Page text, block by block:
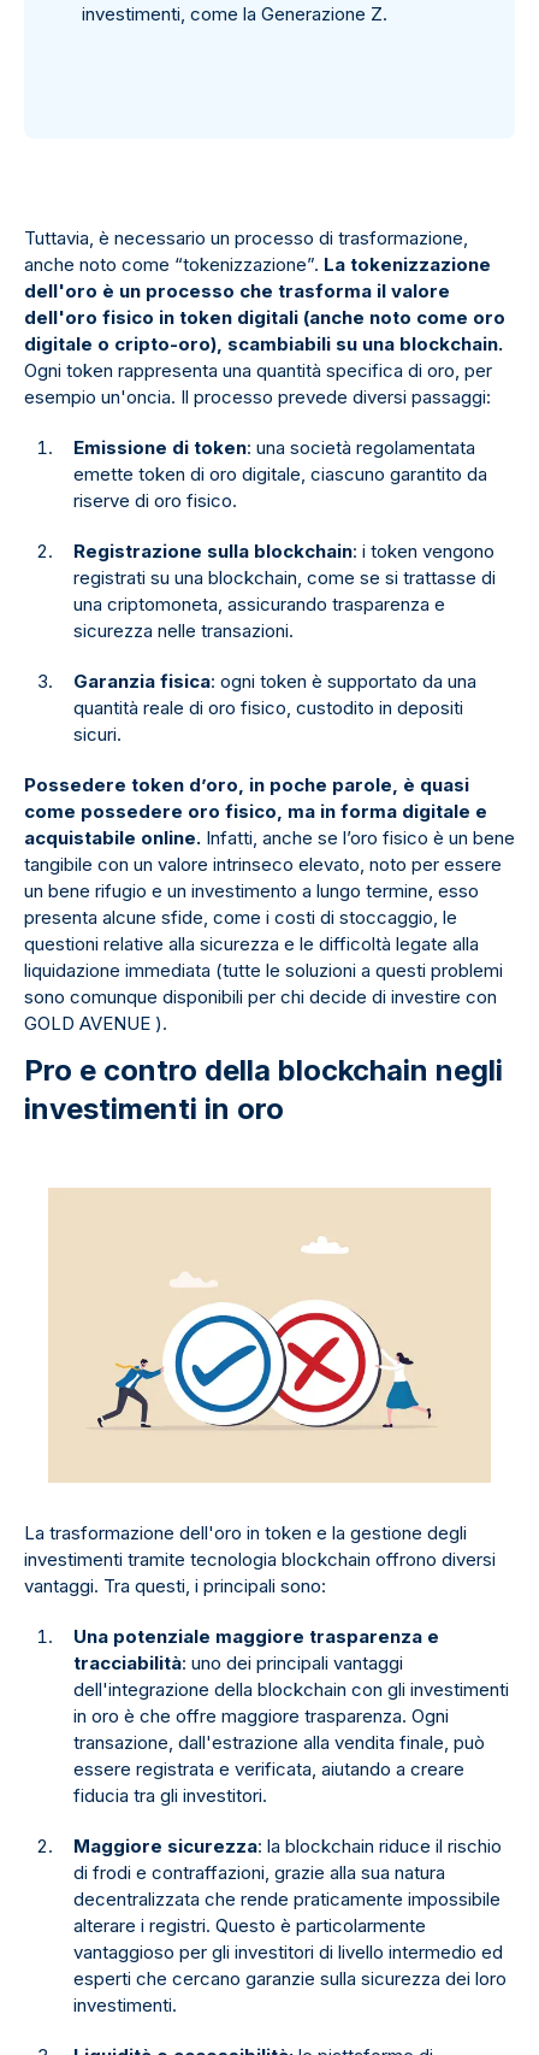
investimenti, come la Generazione Z.
Tuttavia, è necessario un processo di trasformazione,
anche noto come “tokenizzazione”. La tokenizzazione
dell'oro è un processo che trasforma il valore
dell'oro fisico in token digitali (anche noto come oro
digitale o cripto-oro), scambiabili su una blockchain.
Ogni token rappresenta una quantità specifica di oro, per
esempio un'oncia. Il processo prevede diversi passaggi:
Emissione di token: una società regolamentata
emette token di oro digitale, ciascuno garantito da
riserve di oro fisico.
Registrazione sulla blockchain: i token vengono
registrati su una blockchain, come se si trattasse di
una criptomoneta, assicurando trasparenza e
sicurezza nelle transazioni.
Garanzia fisica: ogni token è supportato da una
quantità reale di oro fisico, custodito in depositi
sicuri.
Possedere token d’oro, in poche parole, è quasi
come possedere oro fisico, ma in forma digitale e
acquistabile online. Infatti, anche se l’oro fisico è un bene
tangibile con un valore intrinseco elevato, noto per essere
un bene rifugio e un investimento a lungo termine, esso
presenta alcune sfide, come i costi di stoccaggio, le
questioni relative alla sicurezza e le difficoltà legate alla
liquidazione immediata (tutte le soluzioni a questi problemi
sono comunque disponibili per chi decide di investire con
GOLD AVENUE ).
Pro e contro della blockchain negli
investimenti in oro
La trasformazione dell'oro in token e la gestione degli
investimenti tramite tecnologia blockchain offrono diversi
vantaggi. Tra questi, i principali sono:
Una potenziale maggiore trasparenza e
tracciabilità: uno dei principali vantaggi
dell'integrazione della blockchain con gli investimenti
in oro è che offre maggiore trasparenza. Ogni
transazione, dall'estrazione alla vendita finale, può
essere registrata e verificata, aiutando a creare
fiducia tra gli investitori.
Maggiore sicurezza: la blockchain riduce il rischio
di frodi e contraffazioni, grazie alla sua natura
decentralizzata che rende praticamente impossibile
alterare i registri. Questo è particolarmente
vantaggioso per gli investitori di livello intermedio ed
esperti che cercano garanzie sulla sicurezza dei loro
investimenti.